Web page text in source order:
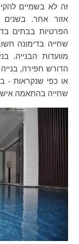
זה לא בשמיים
אזור אחר. בשנים
הפרטיות בבתים
שחייה בדימונה
מוועדות הבנייה.
הדורש חפירה, בנייה
או כפי שנקראות -
שחייה בהתאמה